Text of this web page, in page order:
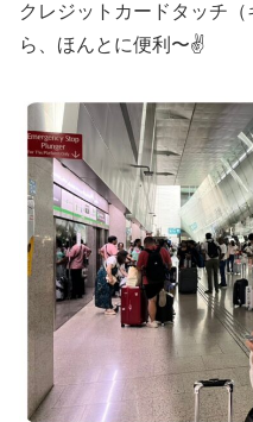
クレジットカードタッチ
ら、ほんとに便利〜✌️